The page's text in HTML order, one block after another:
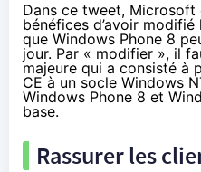
Dans ce tweet, Microsoft
bénéfices d’avoir
que Windows Phone 8
jour. Par « modifier », il
majeure qui a consisté à
CE à un socle Windows
Windows Phone 8 et
base.
Rassurer les